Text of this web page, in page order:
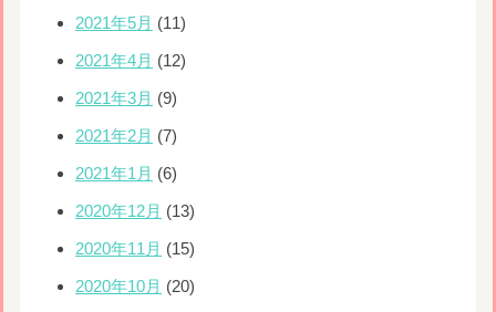
2021年5月 (11)
2021年4月 (12)
2021年3月 (9)
2021年2月 (7)
2021年1月 (6)
2020年12月 (13)
2020年11月 (15)
2020年10月 (20)